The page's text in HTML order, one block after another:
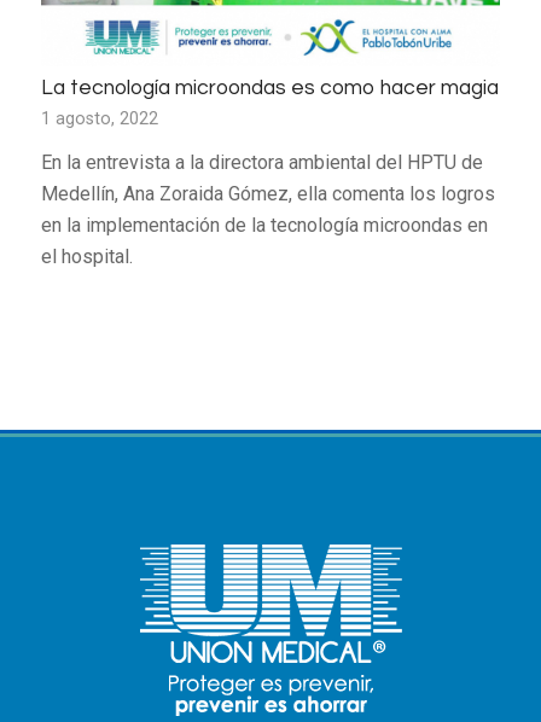
La tecnología microondas es como hacer magia
1 agosto, 2022
En la entrevista a la directora ambiental del HPTU de
Medellín, Ana Zoraida Gómez, ella comenta los logros
en la implementación de la tecnología microondas en
el hospital.